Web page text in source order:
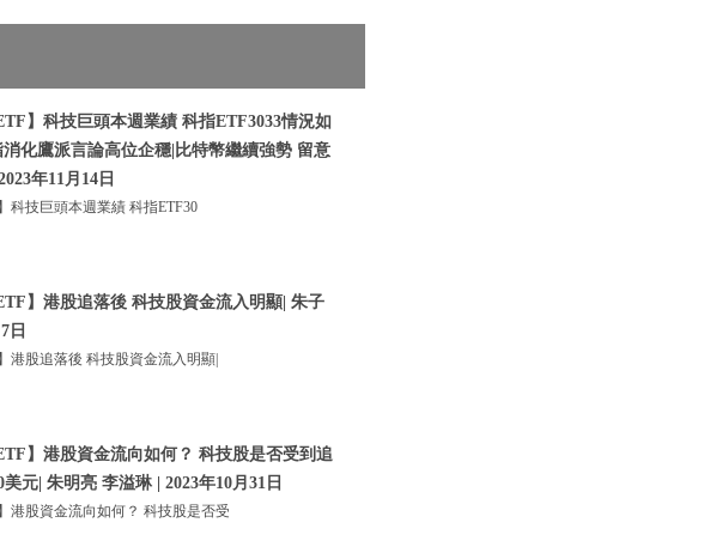
】科技巨頭本週業績 科指ETF3033情況如
化鷹派言論高位企穩|比特幣繼續強勢 留意
年11月14日
科技巨頭本週業績 科指ETF30
】港股追落後 科技股資金流入明顯| 朱子
日
港股追落後 科技股資金流入明顯|
】港股資金流向如何？ 科技股是否受到追
元| 朱明亮 李溢琳 | 2023年10月31日
港股資金流向如何？ 科技股是否受